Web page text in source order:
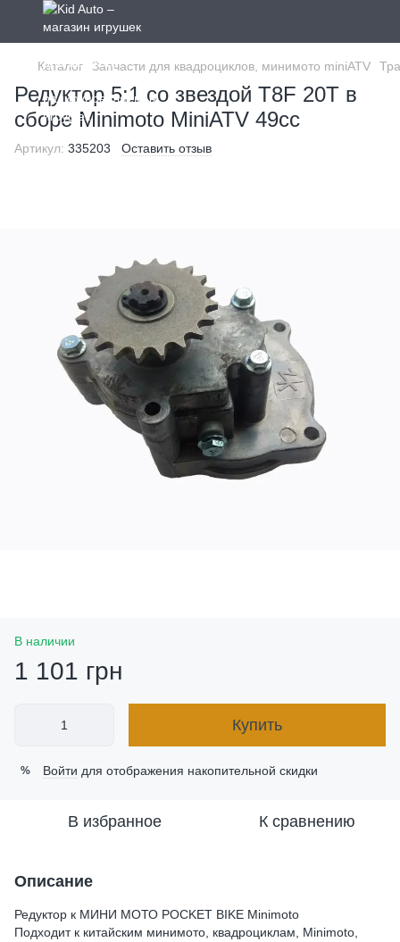
Каталог Запчасти для квадроциклов, минимото miniATV
Редуктор 5:1 со звездой T8F 20T в
сборе Minimoto MiniATV 49cc
Артикул: 335203 Оставить отзыв
В наличии
1 101 грн
Купить
% Войти для отображения накопительной скидки
В избранное К сравнению
Описание
Редуктор к МИНИ МОТО POCKET BIKE Minimoto
Подходит к китайским минимото, квадроциклам, Minimoto,